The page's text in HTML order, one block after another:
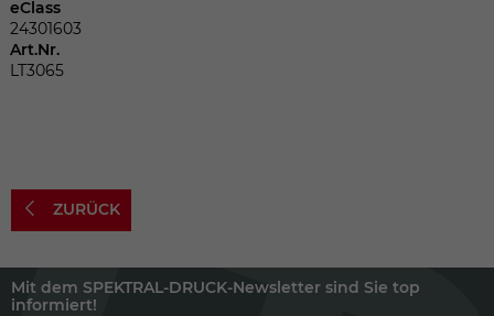
eClass
24301603
Art.Nr.
LT3065
ZURÜCK
Mit dem SPEKTRAL-DRUCK-Newsletter sind Sie top
informiert!
Zweck
Name
Laufzeit Sitzungsende